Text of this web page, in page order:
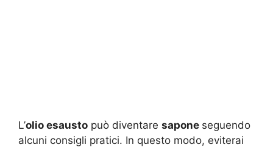
L’olio esausto può diventare sapone seguendo
alcuni consigli pratici. In questo modo, eviterai